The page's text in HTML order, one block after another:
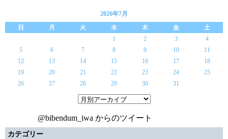
2026年7月
日
月 火 水 木 金
土
1
2 3
4
5
6 7 8 9 10
11
12
13 14 15 16 17
18
19
20 21 22 23 24
25
26
27 28 29 30 31
@bibendum_iwa からのツイート
カテゴリー